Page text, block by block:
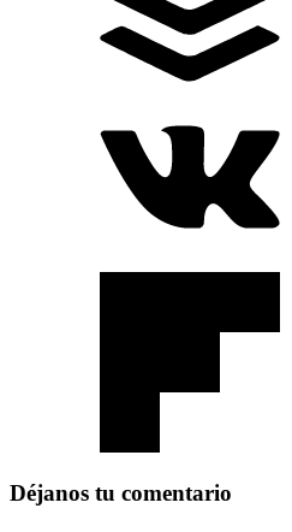
Déjanos tu comentario